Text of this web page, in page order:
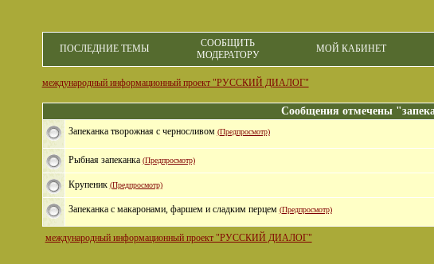
ПОСЛЕДНИЕ ТЕМЫ
СООБЩИТЬ
МОДЕРАТОРУ
МОЙ КАБИНЕТ
международный информационный проект "РУССКИЙ ДИАЛОГ"
Сообщения отмечены
Запеканка творожная с черносливом (Предпросмотр)
Рыбная запеканка (Предпросмотр)
Крупеник (Предпросмотр)
Запеканка с макаронами, фаршем и сладким перцем (Предпросмотр)
международный информационный проект "РУССКИЙ ДИАЛОГ"